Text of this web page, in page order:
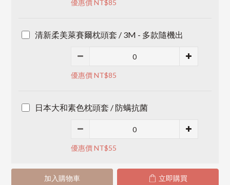
優惠價 NT$85
清新柔美萊賽爾枕頭套 / 3M - 多款隨機出
優惠價 NT$85
日本大和素色枕頭套 / 防螨抗菌
優惠價 NT$55
加入購物車 立即購買